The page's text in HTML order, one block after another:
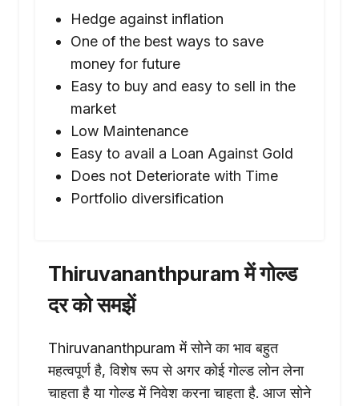
Hedge against inflation
One of the best ways to save
money for future
Easy to buy and easy to sell in the
market
Low Maintenance
Easy to avail a Loan Against Gold
Does not Deteriorate with Time
Portfolio diversification
Thiruvananthpuram में गोल्ड
दर को समझें
Thiruvananthpuram में सोने का भाव बहुत
महत्वपूर्ण है, विशेष रूप से अगर कोई गोल्ड लोन लेना
चाहता है या गोल्ड में निवेश करना चाहता है. आज सोने